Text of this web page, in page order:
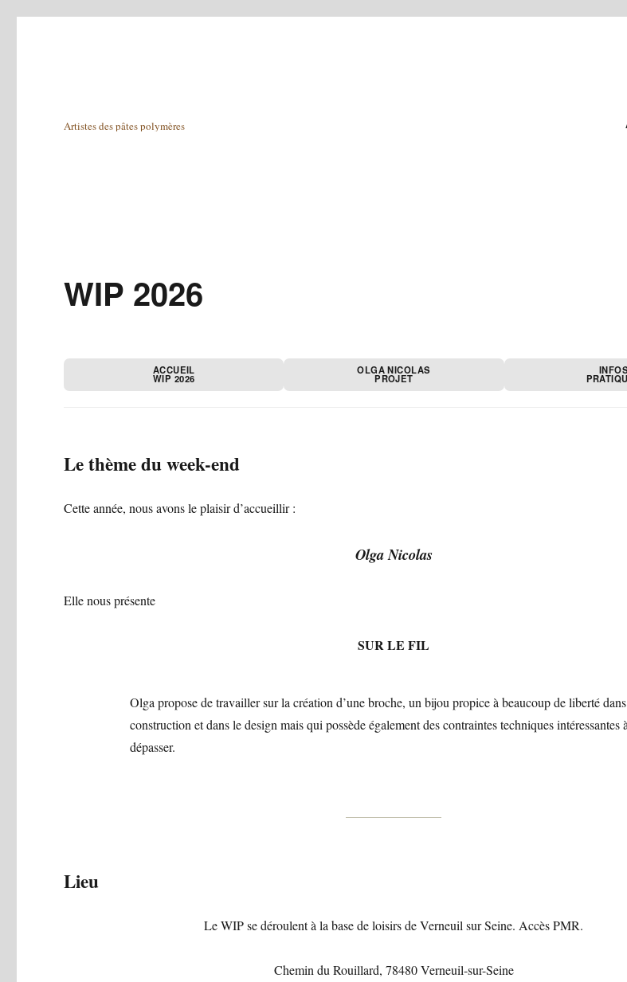
Artistes des pâtes polymères
WIP 2026
ACCUEIL
WIP 2026
OLGA NICOLAS
PROJET
INFOS
Le thème du week-end
Cette année, nous avons le plaisir d’accueillir :
Olga Nicolas
Elle nous présente
SUR LE FIL
Olga propose de travailler sur la création d’une broche, un bijou propice à beaucoup de liberté
construction et dans le design mais qui possède également des contraintes techniques intéressantes à
dépasser.
Lieu
Le WIP se déroulent à la base de loisirs de Verneuil sur Seine. Accès PMR.
Chemin du Rouillard, 78480 Verneuil-sur-Seine